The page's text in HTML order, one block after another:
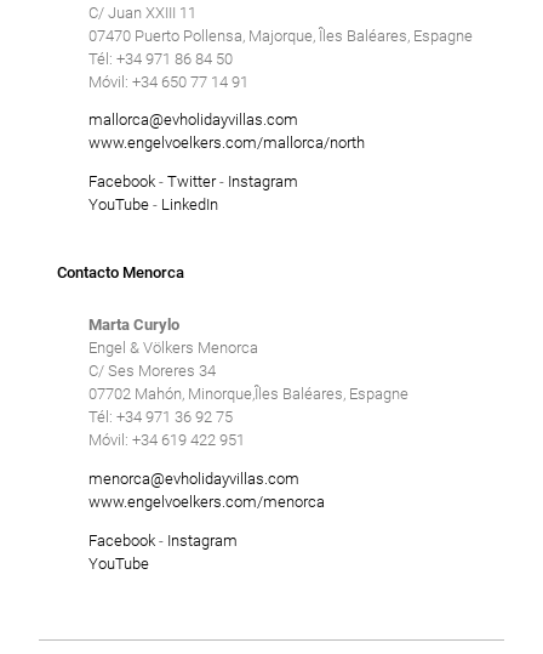
C/ Juan XXIII 11
07470 Puerto Pollensa, Majorque, Îles Baléares, Espagne
Tél: +34 971 86 84 50
Móvil: +34 650 77 14 91
mallorca@evholidayvillas.com
www.engelvoelkers.com/mallorca/north
Facebook- Twitter- Instagram
YouTube- LinkedIn
Contacto Menorca
Marta Curylo
Engel & Völkers Menorca
C/ Ses Moreres 34
07702 Mahón, Minorque,Îles Baléares, Espagne
Tél: +34 971 36 92 75
Móvil: +34 619 422 951
menorca@evholidayvillas.com
www.engelvoelkers.com/menorca
Facebook- Instagram
YouTube